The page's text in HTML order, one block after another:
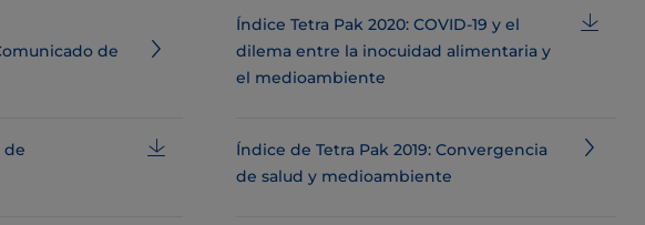
de
de
Índice Tetra Pak 2020: COVID-19 y el
dilema entre la inocuidad alimentaria y
el medioambiente
Índice de Tetra Pak 2019: Convergencia
de salud y medioambiente